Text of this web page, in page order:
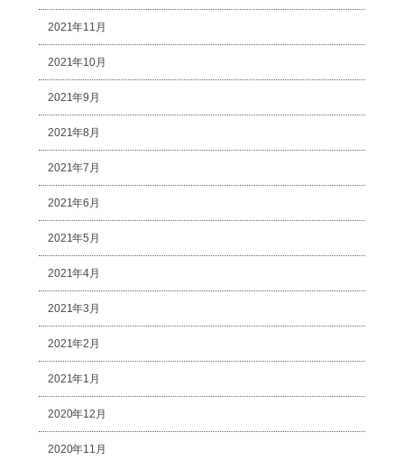
2021年11月
2021年10月
2021年9月
2021年8月
2021年7月
2021年6月
2021年5月
2021年4月
2021年3月
2021年2月
2021年1月
2020年12月
2020年11月